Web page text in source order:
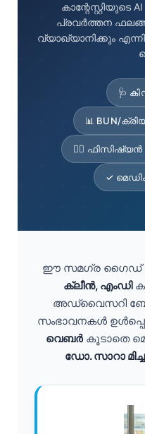
കാന്റേസ്റ്റിയുടെ
പ്രവർത്തന
വ്യാഖ്യാനിക്കും
🩺
📊 BUN/
👨‍⚕️
✓
ഈ സമഗ്ര ഗൈഡ്
ക്ലീൻ, എംഡി
അഡ്വൈസറി
സംഭാവനകൾ
വെബർകൂടാതെ
ഡോ. സാറാ